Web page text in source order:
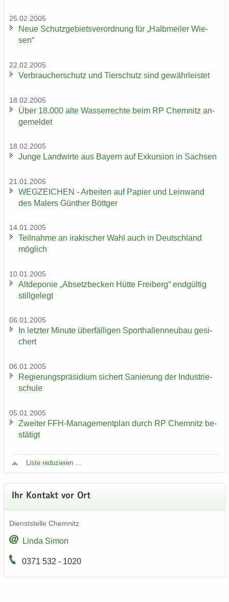
25.02.2005
Neue Schutz­ge­biets­ver­ord­nung für „Halb­mei­ler Wie­
sen“
22.02.2005
Ver­brau­cher­schutz und Tier­schutz sind ge­währ­leis­tet
18.02.2005
Über 18.000 alte Was­ser­rech­te beim RP Chem­nitz an­
ge­mel­det
18.02.2005
Junge Land­wir­te aus Bay­ern auf Ex­kur­si­on in Sach­sen
21.01.2005
WEG­ZEI­CHEN - Ar­bei­ten auf Pa­pier und Lein­wand
des Ma­lers Gün­ther Bött­ger
14.01.2005
Teil­nah­me an ira­ki­scher Wahl auch in Deutsch­land
mög­lich
10.01.2005
Alt­de­po­nie „Ab­setz­be­cken Hütte Frei­berg“ end­gül­tig
still­ge­legt
06.01.2005
In letz­ter Mi­nu­te über­fäl­li­gen Sport­hal­len­neu­bau ge­si­
chert
06.01.2005
Re­gie­rungs­prä­si­di­um si­chert Sa­nie­rung der In­dus­trie­
schu­le
05.01.2005
Zwei­ter FFH-​Managementplan durch RP Chem­nitz be­
stä­tigt
Liste re­du­zie­ren ...
Ihr Kon­takt vor Ort
Dienst­stel­le Chem­nitz
Linda Simon
0371 532 - 1020